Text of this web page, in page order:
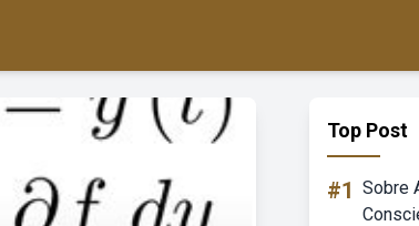
Top Post
#1 Sobre